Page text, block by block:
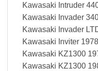
Kawasaki Intruder
Kawasaki Invader
Kawasaki Invader
Kawasaki Inviter 1978
Kawasaki KZ1300
Kawasaki KZ1300